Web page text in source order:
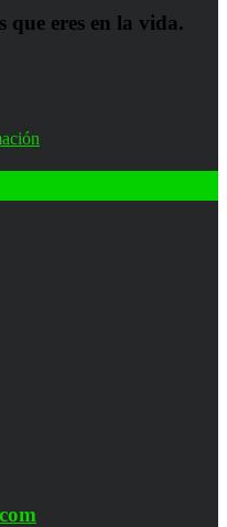
que eres en la vida.